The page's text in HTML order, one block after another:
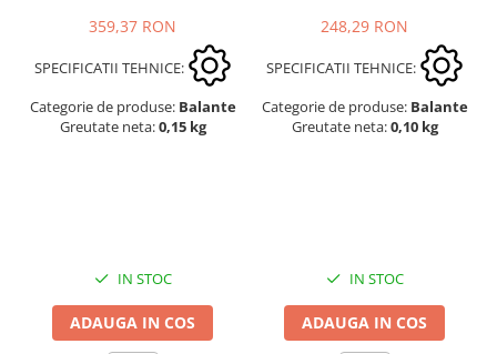
359,37 RON
SPECIFICATII TEHNICE:
Categorie de produse: Balante
Greutate neta:0,15 kg
IN STOC
ADAUGA IN COS
248,29 RON
SPECIFICATII TEHNICE:
Categorie de produse: Balante
Greutate neta:0,10 kg
IN STOC
ADAUGA IN COS